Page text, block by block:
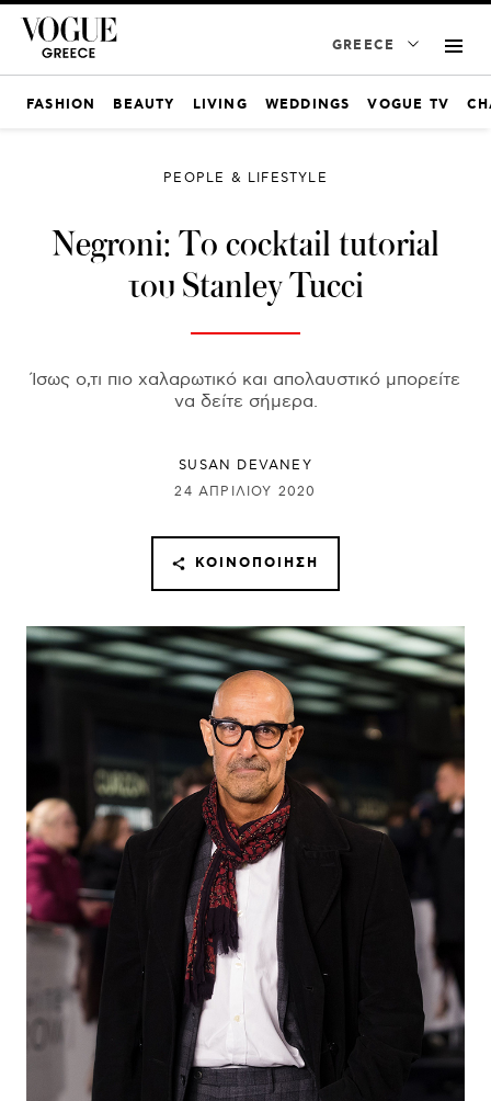
GREECE
FASHION BEAUTY LIVING WEDDINGS VOGUE TV
PEOPLE & LIFESTYLE
Negroni: Το cocktail tutorial
του Stanley Tucci
Ίσως ο,τι πιο χαλαρωτικό και απολαυστικό μπορείτε
να δείτε σήμερα.
SUSAN DEVANEY
24 ΑΠΡΙΛΊΟΥ 2020
ΚΟΙΝΟΠΟΊΗΣΗ